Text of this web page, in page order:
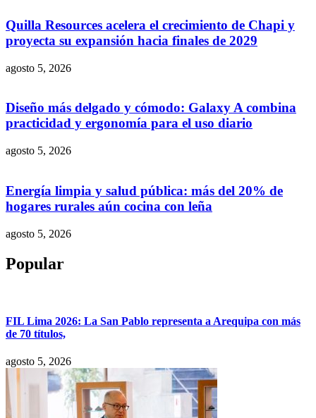
Quilla Resources acelera el crecimiento de Chapi y
proyecta su expansión hacia finales de 2029
agosto 5, 2026
Diseño más delgado y cómodo: Galaxy A combina
practicidad y ergonomía para el uso diario
agosto 5, 2026
Energía limpia y salud pública: más del 20% de
hogares rurales aún cocina con leña
agosto 5, 2026
Popular
FIL Lima 2026: La San Pablo representa a Arequipa con más
de 70 títulos,
agosto 5, 2026